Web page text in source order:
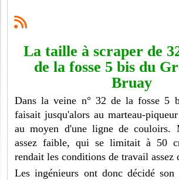
La taille à scraper de
de la fosse 5 bis du
Bruay
Dans la veine n° 32 de la fosse 5
faisait jusqu'alors au marteau-
au moyen d'une ligne de couloirs.
assez faible, qui se limitait à 50
rendait les conditions de travail
Les ingénieurs ont donc décidé